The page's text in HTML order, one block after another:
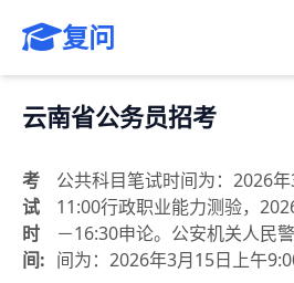
复问
云南省公务员招考
考
试
时
间:
公共科目笔试时间为：2026
11:00行政职业能力测验，
－16:30申论。公安机关人民
间为：2026年3月15日上午